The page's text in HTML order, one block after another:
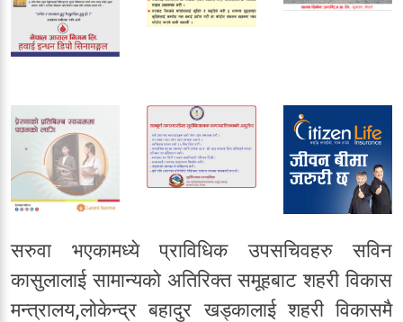
सरुवा भएकामध्ये प्राविधिक उपसचिवहरु सविन
कासुलालाई सामान्यको अतिरिक्त समूहबाट शहरी विकास
मन्त्रालय,लोकेन्द्र बहादुर खड्कालाई शहरी विकासमै